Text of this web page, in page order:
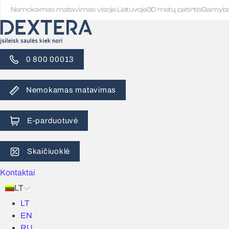
Nemokamas matavimas visoje Lietuvoje·30 metų patirtis·
0 800 00013
Nemokamas matavimas
E-parduotuvė
Skaičiuoklė
Kontaktai
LT
LT
EN